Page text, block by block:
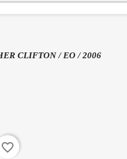
CLIFTON / EO / 2006
favorite_border